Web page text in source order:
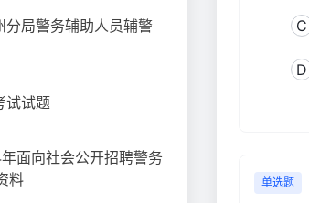
分局警务辅助人员辅警
试试题
面向社会公开招聘警务
料
C
D
单选题